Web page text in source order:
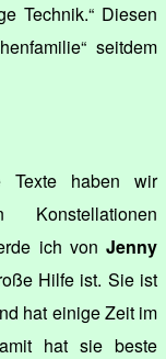
Technik.“ Diesen
seitdem
haben wir
Konstellationen
ich von Jenny
Hilfe ist. Sie ist
hat einige Zeit im
hat sie beste